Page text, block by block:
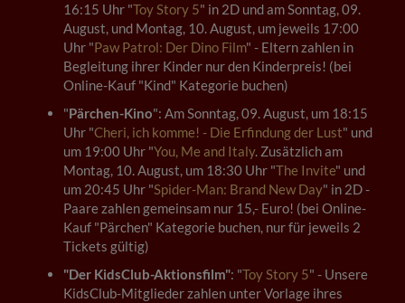
16:15 Uhr "Toy Story 5" in 2D und am Sonntag, 09.
August, und Montag, 10. August, um jeweils 17:00
Uhr "Paw Patrol: Der Dino Film" - Eltern zahlen in
Begleitung ihrer Kinder nur den Kinderpreis! (bei
Online-Kauf "Kind" Kategorie buchen)
"Pärchen-Kino": Am Sonntag, 09. August, um 18:15
Uhr "Cheri, ich komme! - Die Erfindung der Lust" und
um 19:00 Uhr "You, Me and Italy. Zusätzlich am
Montag, 10. August, um 18:30 Uhr "The Invite" und
um 20:45 Uhr "Spider-Man: Brand New Day" in 2D -
Paare zahlen gemeinsam nur 15,- Euro! (bei Online-
Kauf "Pärchen" Kategorie buchen, nur für jeweils 2
Tickets gültig)
"Der KidsClub-Aktionsfilm": "Toy Story 5" - Unsere
KidsClub-Mitglieder zahlen unter Vorlage ihres